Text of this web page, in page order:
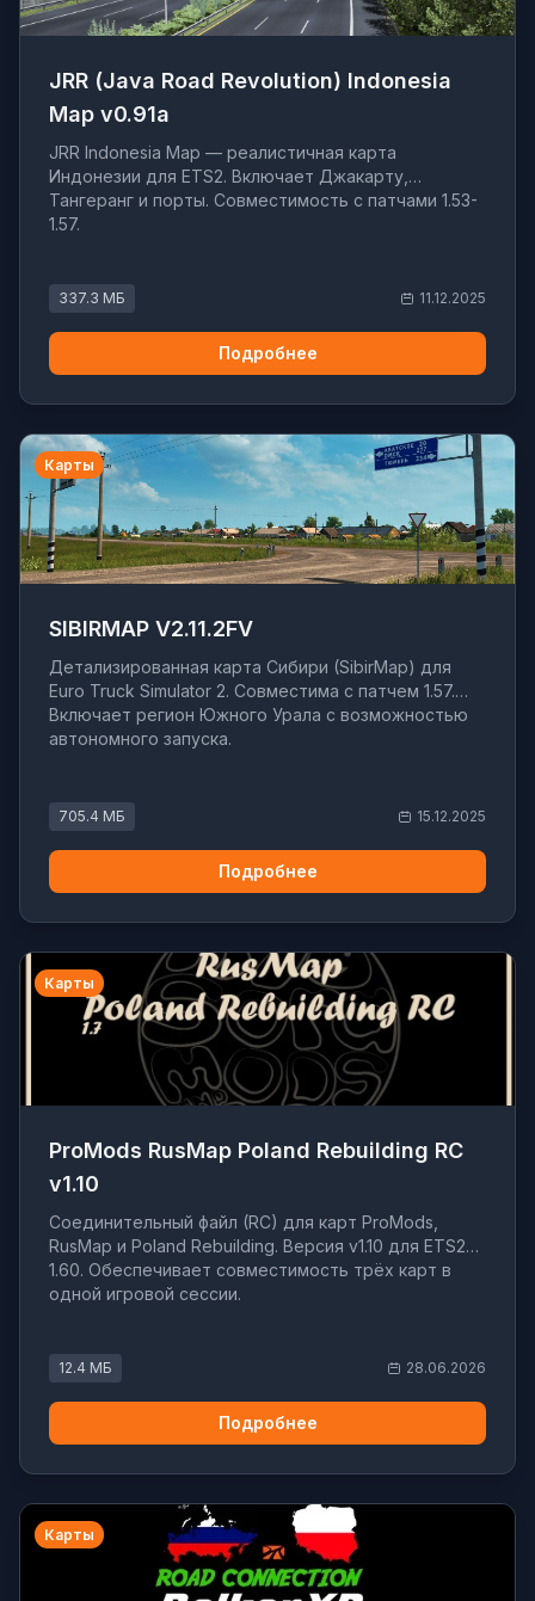
JRR (Java Road Revolution) Indonesia
Map v0.91a
JRR Indonesia Map — реалистичная карта
Индонезии для ETS2. Включает Джакарту,
Тангеранг и порты. Совместимость с патчами 1.53-
1.57.
337.3 МБ 11.12.2025
Подробнее
Карты
SIBIRMAP V2.11.2FV
Детализированная карта Сибири (SibirMap) для
Euro Truck Simulator 2. Совместима с патчем 1.57.
Включает регион Южного Урала с возможностью
автономного запуска.
705.4 МБ 15.12.2025
Подробнее
Карты
ProMods RusMap Poland Rebuilding RC
v1.10
Соединительный файл (RC) для карт ProMods,
RusMap и Poland Rebuilding. Версия v1.10 для ETS2
1.60. Обеспечивает совместимость трёх карт в
одной игровой сессии.
12.4 МБ 28.06.2026
Подробнее
Карты